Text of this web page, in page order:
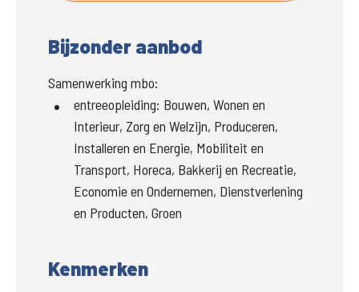
Bijzonder aanbod
Samenwerking mbo:
entreeopleiding: Bouwen, Wonen en
Interieur, Zorg en Welzijn, Produceren,
Installeren en Energie, Mobiliteit en
Transport, Horeca, Bakkerij en Recreatie,
Economie en Ondernemen, Dienstverlening
en Producten, Groen
Kenmerken